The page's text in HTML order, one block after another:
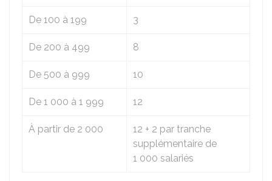
De 100 à 199 3
De 200 à 499 8
De 500 à 999 10
De 1 000 à 1 999 12
À partir de 2 000
12 + 2 par tranche
supplémentaire de
1 000 salariés